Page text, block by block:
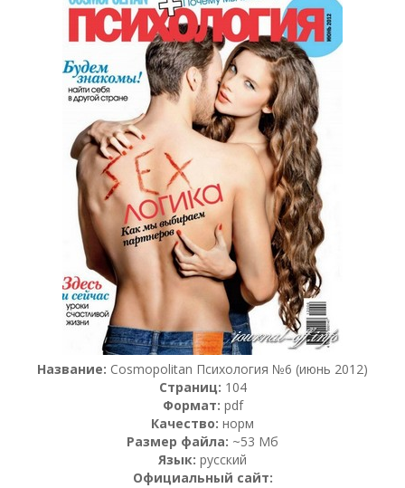
Название: Cosmopolitan Психология №6 (июнь 2012)
Страниц: 104
Формат: pdf
Качество: норм
Размер файла: ~53 Мб
Язык: русский
Официальный сайт: